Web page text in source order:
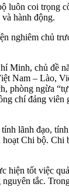
luôn coi trọng
hành động.
nghiêm chủ
Minh, chủ đề
Nam – Lào,
phòng ngừa
chí đảng
lãnh đạo,
Chi bộ.
hiện tốt việc
tắc.